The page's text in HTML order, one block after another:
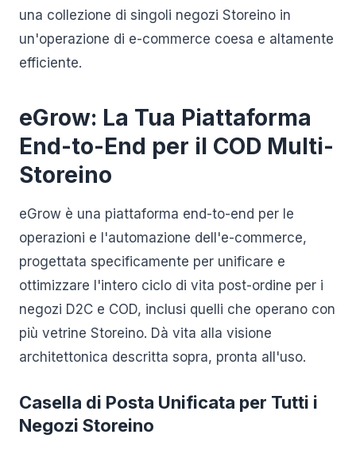
una collezione di singoli negozi Storeino in
un'operazione di e-commerce coesa e altamente
efficiente.
eGrow: La Tua Piattaforma
End-to-End per il COD Multi-
Storeino
eGrow è una piattaforma end-to-end per le
operazioni e l'automazione dell'e-commerce,
progettata specificamente per unificare e
ottimizzare l'intero ciclo di vita post-ordine per i
negozi D2C e COD, inclusi quelli che operano con
più vetrine Storeino. Dà vita alla visione
architettonica descritta sopra, pronta all'uso.
Casella di Posta Unificata per Tutti i
Negozi Storeino